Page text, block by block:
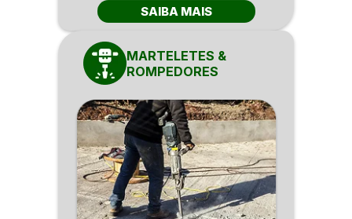
SAIBA MAIS
MARTELETES &
ROMPEDORES